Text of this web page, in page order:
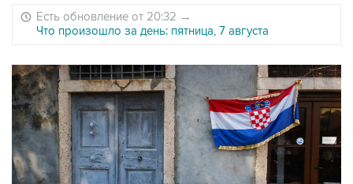
Есть обновление от 20:32 →
Что произошло за день: пятница, 7 августа